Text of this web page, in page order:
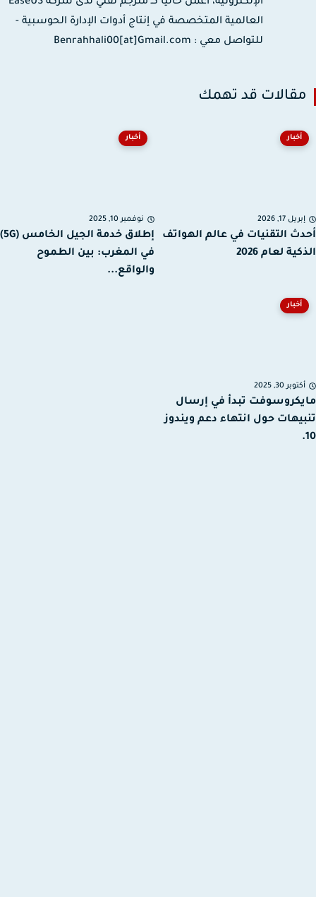
الإلكترونية، أعمل حاليا كـ مترجم تقني لدى شركة EaseUS
العالمية المتخصصة في إنتاج أدوات الإدارة الحوسبية -
للتواصل معي : Benrahhali00[at]Gmail.com
قد تهمك
أخبار
17, 2026
التقنيات في عالم الهواتف
لعام 2026
أخبار
نوفمبر 10, 2025
إطلاق خدمة الجيل الخامس (5G)
في المغرب: بين الطموح
والواقع...
أخبار
30, 2025
تبدأ في إرسال
حول انتهاء دعم ويندوز